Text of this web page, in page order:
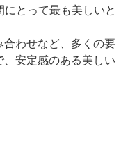
とって最も美しいと
わせなど、多くの要
安定感のある美しい